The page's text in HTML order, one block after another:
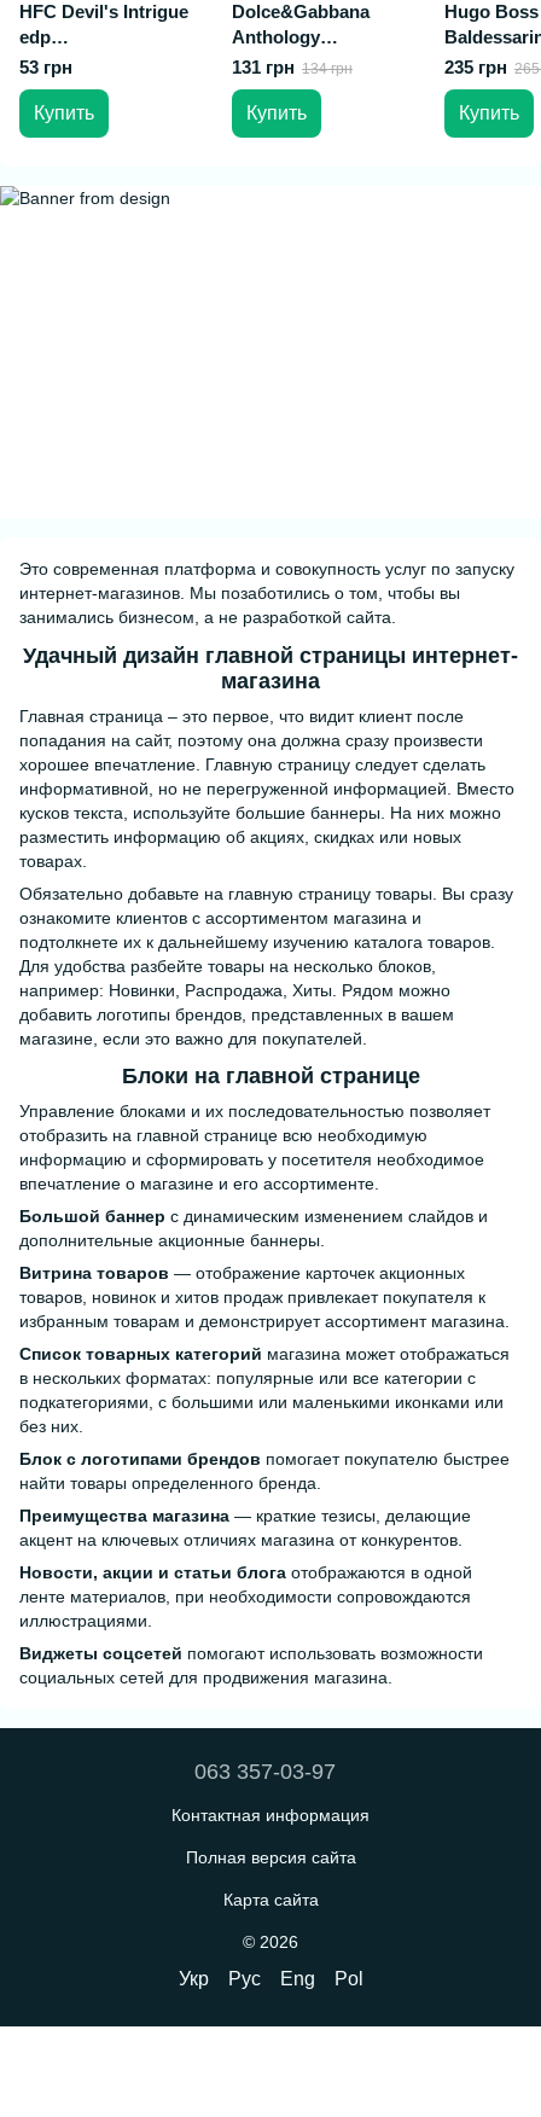
HFC Devil's Intrigue
edp
20ml ручки на блисте
ре
53 грн
Купить
Dolce&Gabbana
Anthology
L`Imperatrice 3 edp
60ml brown tester
131 грн 134 грн
Купить
Hugo Boss
edp 50ml
235 грн 265
Купить
Это современная платформа и совокупность услуг по запуску
интернет-магазинов. Мы позаботились о том, чтобы вы
занимались бизнесом, а не разработкой сайта.
Удачный дизайн главной страницы интернет-
магазина
Главная страница – это первое, что видит клиент после
попадания на сайт, поэтому она должна сразу произвести
хорошее впечатление. Главную страницу следует сделать
информативной, но не перегруженной информацией. Вместо
кусков текста, используйте большие баннеры. На них можно
разместить информацию об акциях, скидках или новых
товарах.
Обязательно добавьте на главную страницу товары. Вы сразу
ознакомите клиентов с ассортиментом магазина и
подтолкнете их к дальнейшему изучению каталога товаров.
Для удобства разбейте товары на несколько блоков,
например: Новинки, Распродажа, Хиты. Рядом можно
добавить логотипы брендов, представленных в вашем
магазине, если это важно для покупателей.
Блоки на главной странице
Управление блоками и их последовательностью позволяет
отобразить на главной странице всю необходимую
информацию и сформировать у посетителя необходимое
впечатление о магазине и его ассортименте.
Большой баннер с динамическим изменением слайдов и
дополнительные акционные баннеры.
Витрина товаров — отображение карточек акционных
товаров, новинок и хитов продаж привлекает покупателя к
избранным товарам и демонстрирует ассортимент магазина.
Список товарных категорий магазина может отображаться
в нескольких форматах: популярные или все категории с
подкатегориями, с большими или маленькими иконками или
без них.
Блок с логотипами брендов помогает покупателю быстрее
найти товары определенного бренда.
Преимущества магазина — краткие тезисы, делающие
акцент на ключевых отличиях магазина от конкурентов.
Новости, акции и статьи блога отображаются в одной
ленте материалов, при необходимости сопровождаются
иллюстрациями.
Виджеты соцсетей помогают использовать возможности
социальных сетей для продвижения магазина.
063 357-03-97
Контактная информация
Полная версия сайта
Карта сайта
© 2026
Укр Рус Eng Pol